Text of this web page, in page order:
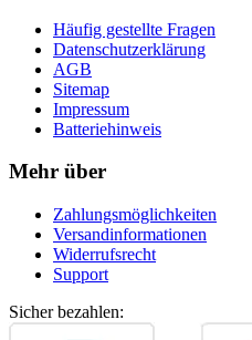
Häufig gestellte Fragen
Datenschutzerklärung
AGB
Sitemap
Impressum
Batteriehinweis
Mehr über
Zahlungsmöglichkeiten
Versandinformationen
Widerrufsrecht
Support
Sicher bezahlen: